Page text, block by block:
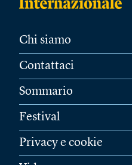
Chi siamo
Contattaci
Sommario
Festival
Privacy e cookie